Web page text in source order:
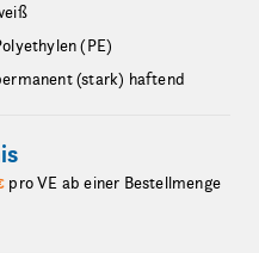
(PE)
(stark) haftend
pro VE ab einer Bestellmenge